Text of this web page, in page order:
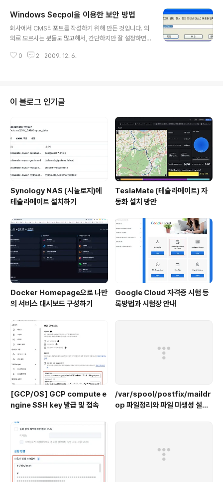
을 알아볼 수 있는 Process Explorer 유틸리티 입니다.
다운로드 링크는 다음과 같습니다. http://technet.micr
osoft.com/ko-kr/sysinternals/bb896653%28en
다르게 부모 프로세스, 자식프로세스간의 관계를 명확히
Windows Secpol을 이용한 보안 방법
회사에서 CMS리포트를 작성하기 위해 만든 것입니다. 의
외로 모르시는 분들도 많고해서, 간단하지만 잘 설정하면
원도우에서 특정 port / IP 서비스를 막을 수 있는 방법을
스에 차질이 없습니다. 주요 서비스의 포트는 아래 표와 같
습니다. Web TCP 80 FTP TCP 20, 21 HTTPS(SS
L) TCP 443 telnet TCP 23 DNS TCP / UDP 53 S
MTP TCP 25 원격데스크톱 TCP 3389 POP3 TCP 1
10 MS-SQL TCP / UDP 1..
0 2 2009. 12. 6.
이 블로그 인기글
Synology NAS (시놀로지)에
테슬라메이트 설치하기
TeslaMate (테슬라메이트) 자
동화 설치 방안
Docker Homepage으로 나만
의 서비스 대시보드 구성하기
Google Cloud 자격증 시험 등
록방법과 시험장 안내
[GCP/OS] GCP compute e
ngine SSH key 발급 및 접속
/var/spool/postfix/maildr
op 파일정리와 파일 미생성 설정